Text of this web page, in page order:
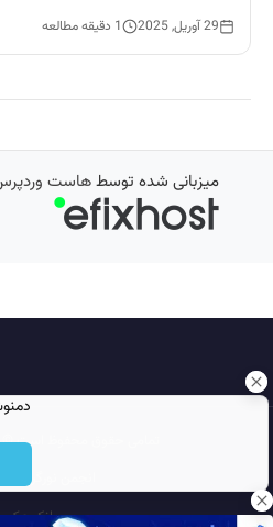
29 آوریل, 2025 1 دقیقه مطالعه
میزبانی شده توسطهاست
تمامی حقوق محفوظ است ©
انجمن نورگرام
بانک